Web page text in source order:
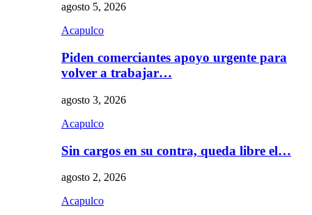
agosto 5, 2026
Acapulco
Piden comerciantes apoyo urgente para
volver a trabajar…
agosto 3, 2026
Acapulco
Sin cargos en su contra, queda libre el…
agosto 2, 2026
Acapulco